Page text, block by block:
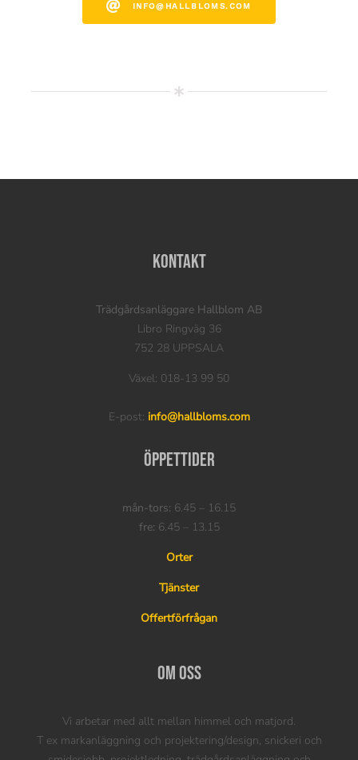
INFO@HALLBLOMS.COM
Kontakt
Trädgårdsanläggare Hallblom AB
Libro Ringväg 36
752 28 UPPSALA
Växel: 018-13 99 50
E-post: info@hallbloms.com
Öppettider
mån-tors: 6.45 – 16.15
fre: 6.45 – 13.15
Orter
Tjänster
Offertförfrågan
Om oss
Vi arbetar med allt mellan himmel och matjord.
T ex markanläggning och projektering/design, snickeri och